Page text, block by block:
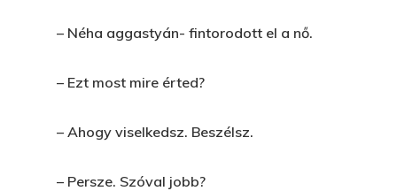
– Néha aggastyán- fintorodott el a nő.
– Ezt most mire érted?
– Ahogy viselkedsz. Beszélsz.
– Persze. Szóval jobb?